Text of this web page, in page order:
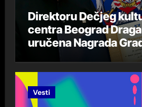
Direktoru Dečjeg
centra Beograd
uručena Nagrada
Beograda
Lazarević“ za 2023.
Vesti